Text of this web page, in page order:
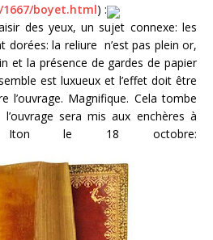
boyet.html) :
des yeux, un sujet connexe: les
dorées: la reliure n’est pas plein or,
et la présence de gardes de papier
est luxueux et l’effet doit être
l’ouvrage. Magnifique. Cela tombe
sera mis aux enchères à
Iton le 18 octobre: